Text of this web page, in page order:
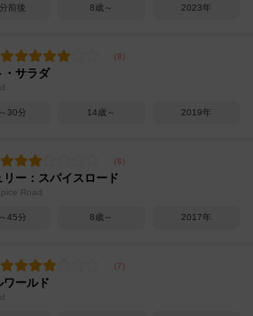
前後 8歳～ 2023年
・サラダ
30分 14歳～ 2019年
リー：スパイスロード
Road
45分 8歳～ 2017年
ワールド